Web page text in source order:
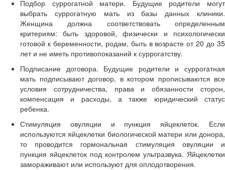
Подбор суррогатной матери. Будущие родители могут
выбрать суррогатную мать из базы данных клиники.
Женщина должна соответствовать определенным
критериям: быть здоровой, физически и психологически
готовой к беременности, родам, быть в возрасте от 20 до 35
лет и не иметь противопоказаний к суррогатству.
Подписание договора. Будущие родители и суррогатная
мать подписывают договор, в котором прописываются все
условия сотрудничества, права и обязанности сторон,
компенсация и расходы, а также юридический статус
ребенка.
Стимуляция овуляции и пункция яйцеклеток. Если
используются яйцеклетки биологической матери или донора,
то проводится гормональная стимуляция овуляции и
пункция яйцеклеток под контролем ультразвука. Яйцеклетки
замораживают или используют для оплодотворения.